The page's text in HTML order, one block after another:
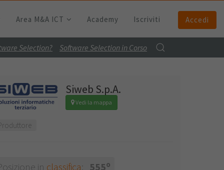
Area M&A ICT Academy Iscriviti Accedi
Selection? Software Selection in Corso
Siweb S.p.A.
Vedi la mappa
in classifica: 555o